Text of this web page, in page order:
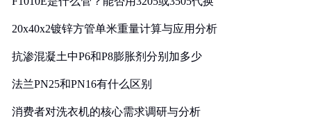
20x40x2镀锌方管单米重量计算与应用分析
抗渗混凝土中P6和P8膨胀剂分别加多少
法兰PN25和PN16有什么区别
消费者对洗衣机的核心需求调研与分析